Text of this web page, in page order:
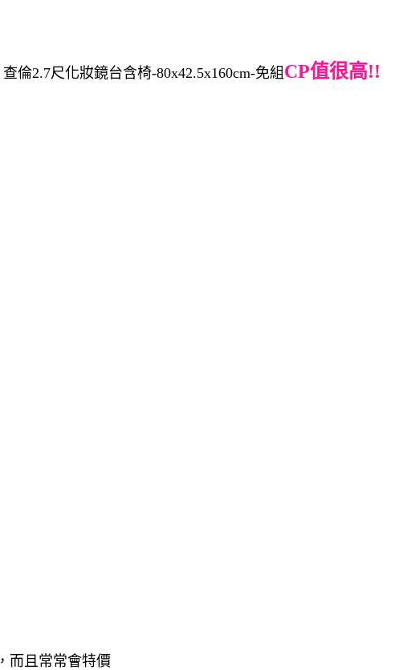
倫2.7尺化妝鏡台含椅-80x42.5x160cm-免組 CP值很高!!
而且常常會特價